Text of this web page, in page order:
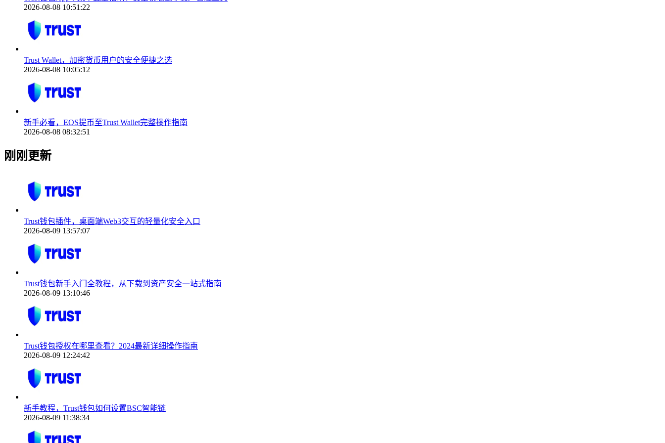
2026-08-08 10:51:22
Trust Wallet，加密货币用户的安全便捷之选
2026-08-08 10:05:12
新手必看，EOS提币至Trust Wallet完整操作指南
2026-08-08 08:32:51
刚刚更新
Trust钱包插件，桌面端Web3交互的轻量化安全入口
2026-08-09 13:57:07
Trust钱包新手入门全教程，从下载到资产安全一站式指南
2026-08-09 13:10:46
Trust钱包授权在哪里查看？2024最新详细操作指南
2026-08-09 12:24:42
新手教程，Trust钱包如何设置BSC智能链
2026-08-09 11:38:34